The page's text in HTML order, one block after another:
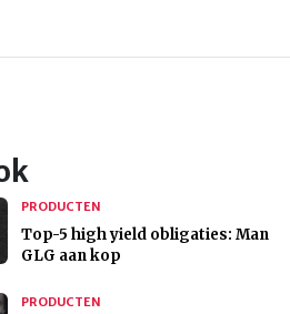
PRODUCTEN
Top-5 high yield obligaties: Man
GLG aan kop
PRODUCTEN